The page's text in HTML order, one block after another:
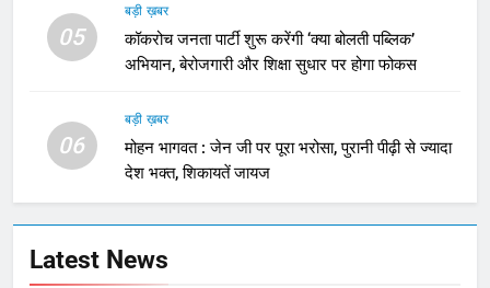
05
बड़ी ख़बर
कॉकरोच जनता पार्टी शुरू करेंगी ‘क्या बोलती पब्लिक’
अभियान, बेरोजगारी और शिक्षा सुधार पर होगा फोकस
06
बड़ी ख़बर
मोहन भागवत : जेन जी पर पूरा भरोसा, पुरानी पीढ़ी से ज्यादा
देश भक्त, शिकायतें जायज
Latest News